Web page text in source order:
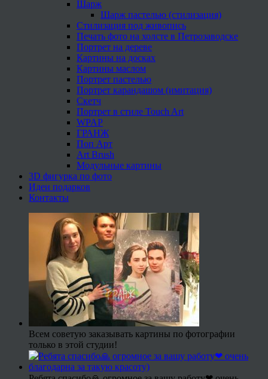
Шарж
Шарж пастелью (стилизация)
Стилизация под живопись
Печать фото на холсте в Петрозаводске
Портрет на дереве
Картины на досках
Картины маслом
Портрет пастелью
Портрет карандашом (имитация)
Скетч
Портрет в стиле Touch Art
WPAP
ГРАНЖ
Поп Арт
Art Brush
Модульные картины
3D фигурка по фото
Идеи подарков
Контакты
Всем советую заказывать картины по фотографии
только в этой студии!